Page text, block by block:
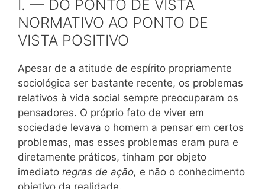
I. — DO PONTO DE VISTA
NORMATIVO AO PONTO DE
VISTA POSITIVO
Apesar de a atitude de espírito propriamente
sociológica ser bastante recente, os problemas
relativos à vida social sempre preocuparam os
pensadores. O próprio fato de viver em
sociedade levava o homem a pensar em certos
problemas, mas esses problemas eram pura e
diretamente práticos, tinham por objeto
imediato regras de ação, e não o conhecimento
objetivo da realidade.